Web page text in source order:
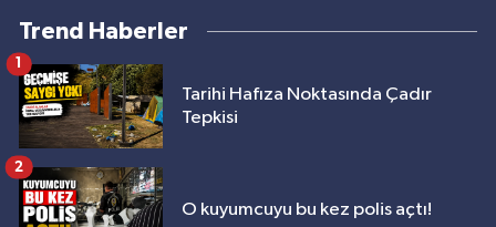
Trend Haberler
Tarihi Hafıza Noktasında Çadır
Tepkisi
1
O kuyumcuyu bu kez polis açtı!
2